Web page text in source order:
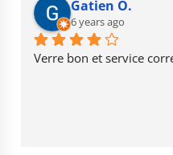
Gatien O.
6 years ago
Verre bon et service